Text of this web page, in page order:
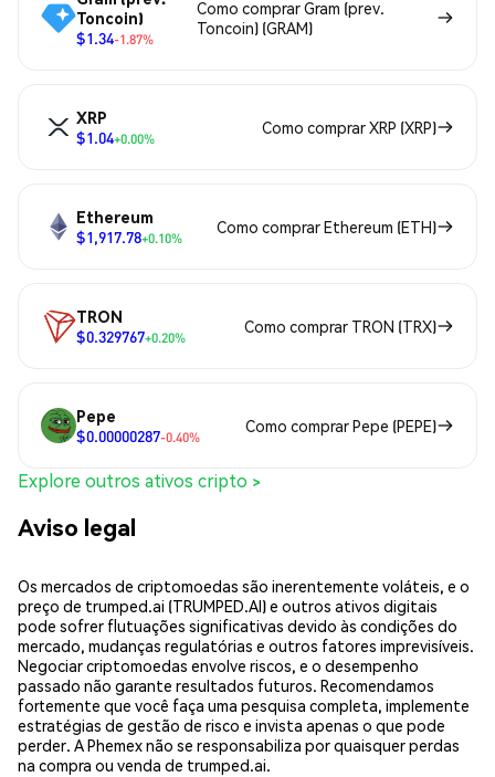
Toncoin)
$1.34-1.87%
Como comprar Gram (prev.
Toncoin) (GRAM)
XRP
$1.04+0.00%
Como comprar XRP (XRP)
Ethereum
$1,917.78+0.10%
Como comprar Ethereum (ETH)
TRON
$0.329767+0.20%
Como comprar TRON (TRX)
Pepe
$0.00000287-0.40%
Como comprar Pepe (PEPE)
Explore outros ativos cripto >
Aviso legal
Os mercados de criptomoedas são inerentemente voláteis, e o
preço de trumped.ai (TRUMPED.AI) e outros ativos digitais
pode sofrer flutuações significativas devido às condições do
mercado, mudanças regulatórias e outros fatores imprevisíveis.
Negociar criptomoedas envolve riscos, e o desempenho
passado não garante resultados futuros. Recomendamos
fortemente que você faça uma pesquisa completa, implemente
estratégias de gestão de risco e invista apenas o que pode
perder. A Phemex não se responsabiliza por quaisquer perdas
na compra ou venda de trumped.ai.